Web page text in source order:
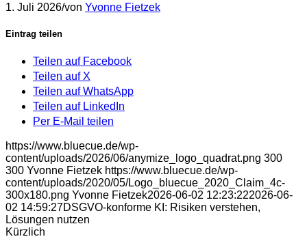
1. Juli 2026/von Yvonne Fietzek
Eintrag teilen
Teilen auf Facebook
Teilen auf X
Teilen auf WhatsApp
Teilen auf LinkedIn
Per E-Mail teilen
https://www.bluecue.de/wp-
content/uploads/2026/06/anymize_logo_quadrat.png 300
300 Yvonne Fietzek https://www.bluecue.de/wp-
content/uploads/2020/05/Logo_bluecue_2020_Claim_4c-
300x180.png Yvonne Fietzek2026-06-02 12:23:222026-06-
02 14:59:27DSGVO-konforme KI: Risiken verstehen,
Lösungen nutzen
Kürzlich